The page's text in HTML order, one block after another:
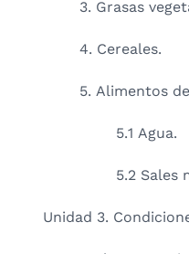
3. Grasas
4. Cereales.
5. Alimentos
5.1 Agua.
5.2 Sales
Unidad 3.